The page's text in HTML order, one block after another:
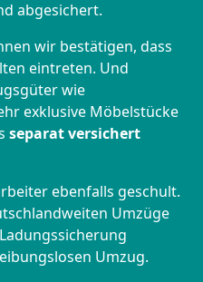
abgesichert.
wir bestätigen, dass
eintreten. Und
wie
exklusive Möbelstücke
separat versichert
ebenfalls geschult.
Umzüge
Umzug.